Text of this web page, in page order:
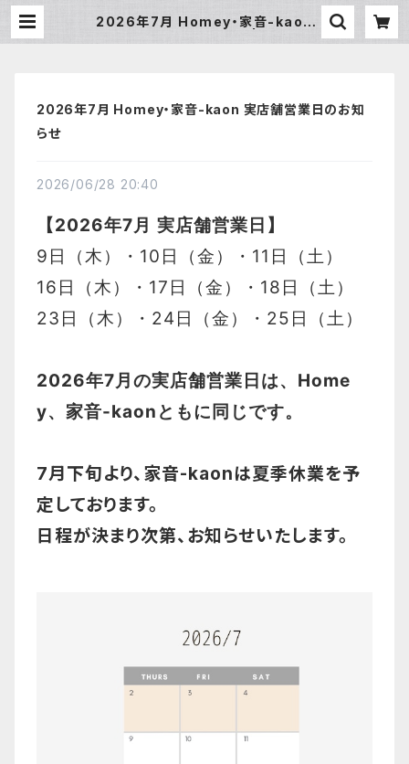
2026年7月 Homey・家音-kaon
2026年7月 Homey・家音-kaon 実店舗営業日のお知
らせ
2026/06/28 20:40
【2026年7月 実店舗営業日】
9日（木）・10日（金）・11日（土）
16日（木）・17日（金）
・18日（土）
23日（木）・24日（金）
・25日（土）
2026年7月の実店舗営業日は、Home
y、家音-kaonともに同じです。
7月下旬より、家音-kaonは夏季休業を予
定しております。
日程が決まり次第、お知らせいたします。